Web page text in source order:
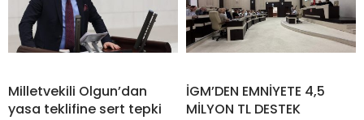
Milletvekili Olgun’dan
yasa teklifine sert tepki
İGM’DEN EMNİYETE 4,5
MİLYON TL DESTEK